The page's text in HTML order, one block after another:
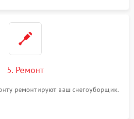
5. Ремонт
ремонтируют ваш снегоуборщик.